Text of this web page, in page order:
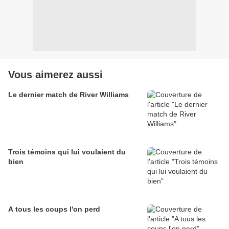
Vous aimerez aussi
Le dernier match de River Williams
Trois témoins qui lui voulaient du
bien
A tous les coups l'on perd